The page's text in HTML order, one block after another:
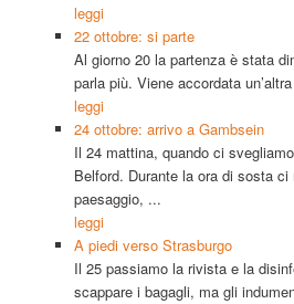
leggi
22 ottobre: si parte
Al giorno 20 la partenza è stata
parla più. Viene accordata
leggi
24 ottobre: arrivo a Gambsein
Il 24 mattina, quando ci
Belford. Durante la ora di sosta
paesaggio, ...
leggi
A piedi verso Strasburgo
Il 25 passiamo la rivista e la
scappare i bagagli, ma gli